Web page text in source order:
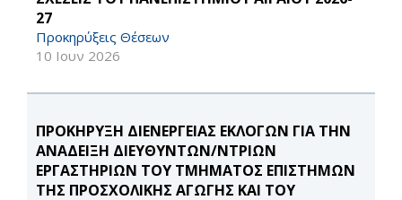
27
Προκηρύξεις Θέσεων
10 Ιουν 2026
ΠΡΟΚΗΡΥΞΗ ΔΙΕΝΕΡΓΕΙΑΣ ΕΚΛΟΓΩΝ ΓΙΑ ΤΗΝ
ΑΝΑΔΕΙΞΗ ΔΙΕΥΘΥΝΤΩΝ/ΝΤΡΙΩΝ
ΕΡΓΑΣΤΗΡΙΩΝ ΤΟΥ ΤΜΗΜΑΤΟΣ ΕΠΙΣΤΗΜΩΝ
ΤΗΣ ΠΡΟΣΧΟΛΙΚΗΣ ΑΓΩΓΗΣ ΚΑΙ ΤΟΥ